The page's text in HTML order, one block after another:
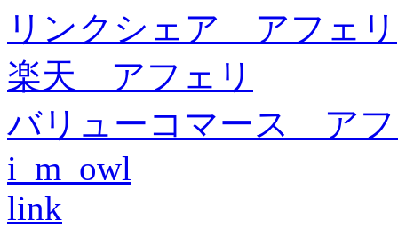
リンクシェア アフェリ
楽天 アフェリ
バリューコマース ア
i_m_owl
link